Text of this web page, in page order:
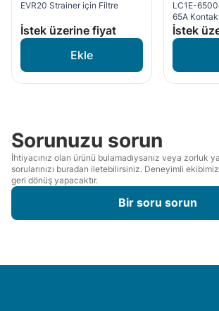
EVR20 Strainer için Filtre
İstek üzerine fiyat
LC1E-
65A
İstek
Sorunuzu sorun
İhtiyacınız olan ürünü bulamadıysanız veya zorluk
sorularınızı buradan iletebilirsiniz. Deneyimli
geri dönüş yapacaktır.
Bir soru sorun